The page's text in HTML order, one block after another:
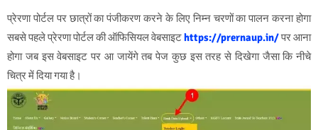
प्रेरणा पोर्टल पर छात्रों का पंजीकरण करने के लिए निम्न चरणों का पालन करना होगा
सबसे पहले प्रेरणा पोर्टल की ऑफिसियल वेबसाइटhttps://prernaup.in/पर आना
होगा जब इस वेबसाइट पर आ जायेंगे तब पेज कुछ इस तरह से दिखेगा जैसा कि नीचे
चित्र में दिया गया है।